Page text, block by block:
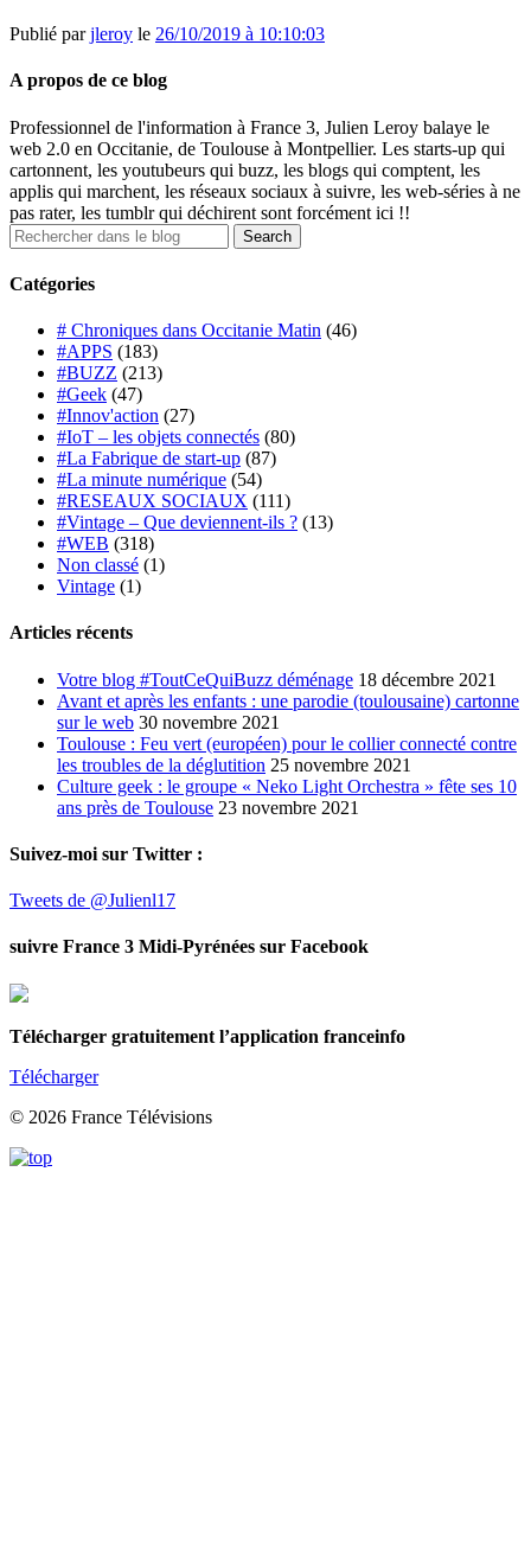
Publié parjleroy le 26/10/2019 à 10:10:03
A propos de ce blog
Professionnel de l'information à France 3, Julien Leroy balaye le
web 2.0 en Occitanie, de Toulouse à Montpellier. Les starts-up qui
cartonnent, les youtubeurs qui buzz, les blogs qui comptent, les
applis qui marchent, les réseaux sociaux à suivre, les web-séries à ne
pas rater, les tumblr qui déchirent sont forcément ici !!
Catégories
# Chroniques dans Occitanie Matin (46)
#APPS (183)
#BUZZ (213)
#Geek (47)
#Innov'action (27)
#IoT – les objets connectés (80)
#La Fabrique de start-up (87)
#La minute numérique (54)
#RESEAUX SOCIAUX (111)
#Vintage – Que deviennent-ils ? (13)
#WEB (318)
Non classé (1)
Vintage (1)
Articles récents
Votre blog #ToutCeQuiBuzz déménage 18 décembre 2021
Avant et après les enfants : une parodie (toulousaine) cartonne
sur le web 30 novembre 2021
Toulouse : Feu vert (européen) pour le collier connecté contre
les troubles de la déglutition 25 novembre 2021
Culture geek : le groupe « Neko Light Orchestra » fête ses 10
ans près de Toulouse 23 novembre 2021
Suivez-moi sur Twitter :
Tweets de @Julienl17
suivre France 3 Midi-Pyrénées sur Facebook
Télécharger gratuitement l’application franceinfo
Télécharger
© 2026 France Télévisions